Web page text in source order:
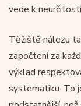
vede k
Těžiště nálezu
započtení za
výklad
systematiku. To